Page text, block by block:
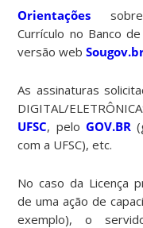
Orientações sobre
Currículo no Banco
versão web
As assinaturas
DIGITAL/
UFSC, pelo GOV.BR
com a UFSC), etc.
No caso da Licença
de uma ação de
exemplo), o